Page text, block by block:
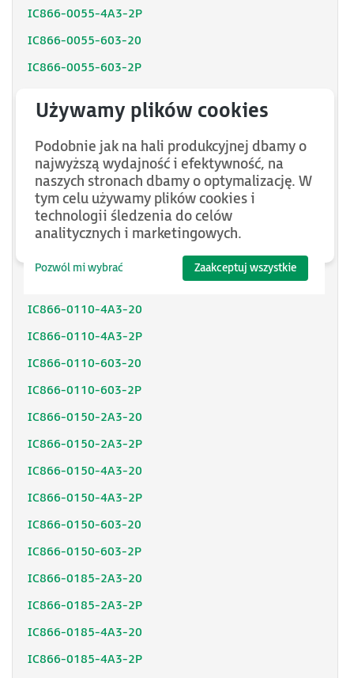
IC866-0055-4A3-2P
IC866-0055-603-20
IC866-0055-603-2P
IC866-0075-2A3-2P
IC866-0075-4A3-20
IC866-0075-4A3-2P
IC866-0075-603-20
IC866-0075-603-2P
IC866-0110-4A3-20
IC866-0110-4A3-2P
IC866-0110-603-20
IC866-0110-603-2P
IC866-0150-2A3-20
IC866-0150-2A3-2P
IC866-0150-4A3-20
IC866-0150-4A3-2P
IC866-0150-603-20
IC866-0150-603-2P
IC866-0185-2A3-20
IC866-0185-2A3-2P
IC866-0185-4A3-20
IC866-0185-4A3-2P
Podobnie jak na hali produkcyjnej dbamy o
najwyższą wydajność i efektywność, na
naszych stronach dbamy o optymalizację. W
tym celu używamy plików cookies i
technologii śledzenia do celów
analitycznych i marketingowych.
Pozwól mi wybrać Zaakceptuj wszystkie